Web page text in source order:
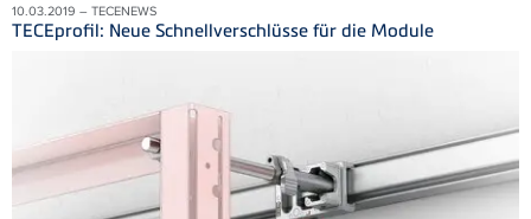
10.03.2019 – TECENEWS
TECEprofil: Neue Schnellverschlüsse für die Module